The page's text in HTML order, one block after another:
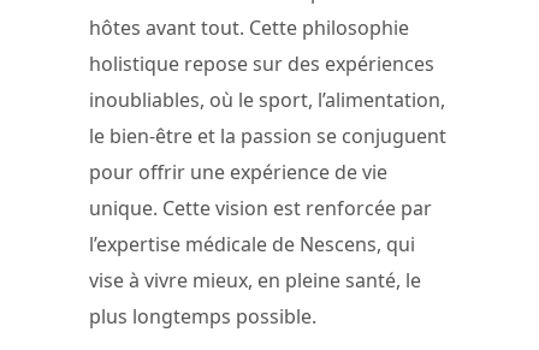
hôtes avant tout. Cette philosophie
holistique repose sur des expériences
inoubliables, où le sport, l’alimentation,
le bien-être et la passion se conjuguent
pour offrir une expérience de vie
unique. Cette vision est renforcée par
l’expertise médicale de Nescens, qui
vise à vivre mieux, en pleine santé, le
plus longtemps possible.